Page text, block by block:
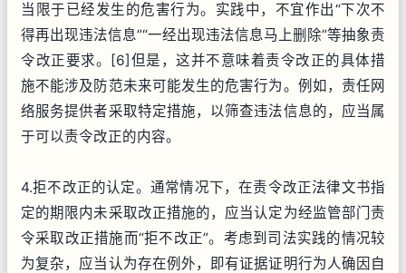
当限于已经发生的危害行为。实践中，不宜作出“下次不
得再出现违法信息”“一经出现违法信息马上删除”等抽象责
令改正要求。[6]但是，这并不意味着责令改正的具体措
施不能涉及防范未来可能发生的危害行为。例如，责任网
络服务提供者采取特定措施，以筛查违法信息的，应当属
于可以责令改正的内容。
4.拒不改正的认定。通常情况下，在责令改正法律文书指
定的期限内未采取改正措施的，应当认定为经监管部门责
令采取改正措施而“拒不改正”。考虑到司法实践的情况较
为复杂，应当认为存在例外，即有证据证明行为人确因自